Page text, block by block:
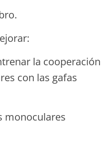
la cooperación
con las gafas
monoculares